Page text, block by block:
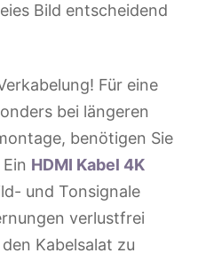
Bild entscheidend
Für eine
bei längeren
benötigen Sie
HDMI Kabel 4K
und Tonsignale
verlustfrei
Kabelsalat zu